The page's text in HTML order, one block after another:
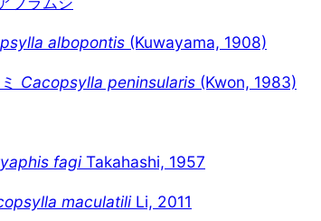
albopontis (Kuwayama, 1908)
Cacopsylla peninsularis (Kwon, 1983)
fagiTakahashi, 1957
maculatiliLi, 2011